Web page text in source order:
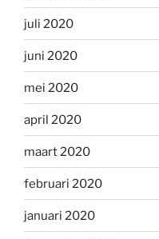
juli 2020
juni 2020
mei 2020
april 2020
maart 2020
februari 2020
januari 2020